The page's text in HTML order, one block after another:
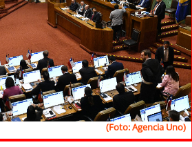
(Foto: Agencia Uno)